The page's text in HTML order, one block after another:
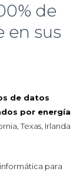
de
en sus
de datos
por energía
Texas, Irlanda
para